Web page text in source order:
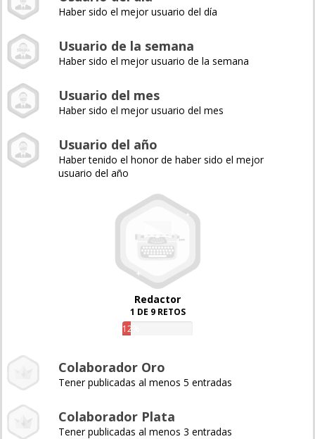
Haber sido el mejor usuario del día
Usuario de la semana
Haber sido el mejor usuario de la semana
Usuario del mes
Haber sido el mejor usuario del mes
Usuario del año
Haber tenido el honor de haber sido el mejor
usuario del año
Redactor
1 DE 9 RETOS
12%
Colaborador Oro
Tener publicadas al menos 5 entradas
Colaborador Plata
Tener publicadas al menos 3 entradas